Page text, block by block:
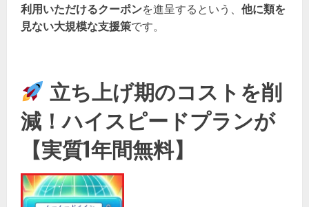
利用いただけるクーポンを進呈するという、 他に類を
見ない大規模な支援策です。
立ち上げ期のコストを削
減！ハイスピードプランが
【実質1年間無料】